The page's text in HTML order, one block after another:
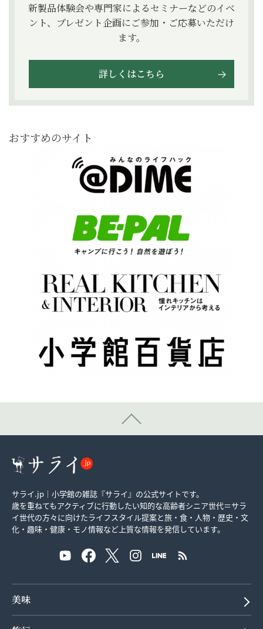
新製品体験会や専門家によるセミナーなどのイベ
ント、プレゼント企画にご参加・ご応募いただけ
ます。
詳しくはこちら
おすすめのサイト
サライ.jp｜小学館の雑誌『サライ』の公式サイトです。
歳を重ねてもアクティブに行動したい知的な高齢者シニア世代＝サラ
イ世代の方々に向けたライフスタイル提案と旅・食・人物・歴史・文
化・趣味・健康・モノ情報など上質な情報を発信しています。
美味